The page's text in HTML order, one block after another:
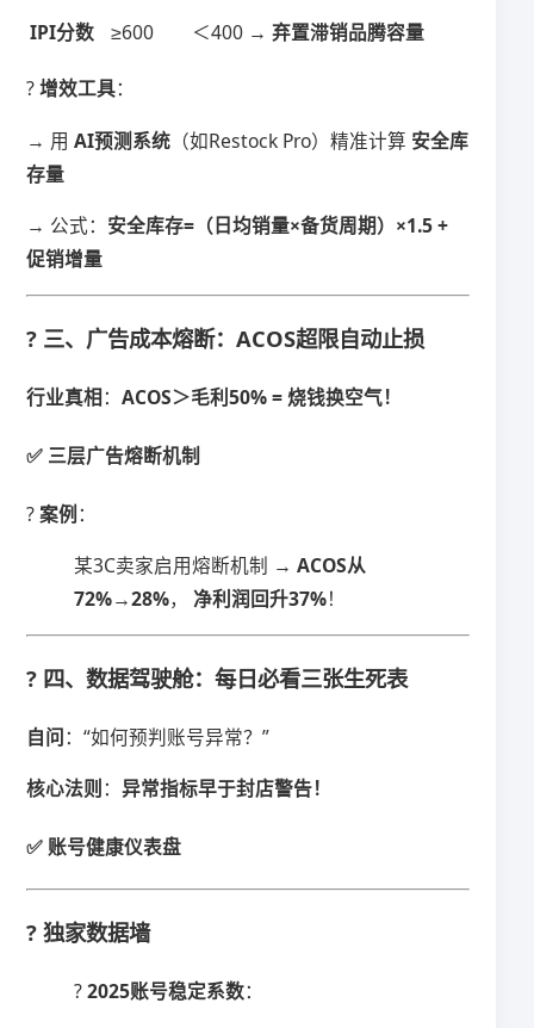
​IPI分数​ ≥600 ＜400 → ​​弃置滞销品腾容量​
? ​​增效工具​​：
→ 用 ​​AI预测系统​ ​（如Restock Pro）精准计算 ​ ​安全库
存量​
→ 公式：​ ​安全库存=（日均销量×备货周期）×1.5 +
促销增量​
? 三、广告成本熔断：ACOS超限自动止损
​行业真相​​：​​ACOS＞毛利50% = 烧钱换空气！​
✅ 三层广告熔断机制
? ​​案例​​：
某3C卖家启用熔断机制 → ​​ACOS从
72%→28%​​， ​​净利润回升37%​​！
? 四、数据驾驶舱：每日必看三张生死表
​自问​​：“如何预判账号异常？”
​核心法则​ ​：​​异常指标早于封店警告！​
✅ 账号健康仪表盘
? 独家数据墙
? ​​2025账号稳定系数​​：